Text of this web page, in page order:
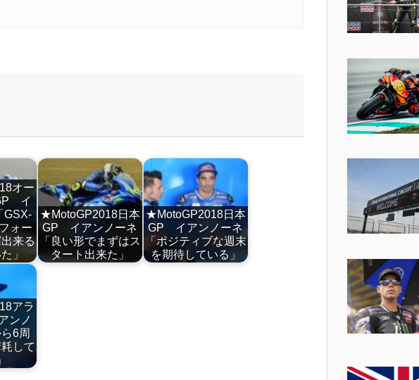
オー
イ
GSX-
ォー
来る
」
★MotoGP2018日本
GP イアンノーネ
「良い形でまずはス
タート出来た」
★MotoGP2018日本
GP イアンノーネ
「ポジティブな週末
を期待している」
アラ
ンノ
6周
して